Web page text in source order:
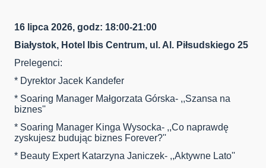
16 lipca 2026, godz: 18:00-21:00
Białystok, Hotel Ibis Centrum, ul. Al. Piłsudskiego 25
Prelegenci:
* Dyrektor Jacek Kandefer
* Soaring Manager Małgorzata Górska- ,,Szansa na
biznes''
* Soaring Manager Kinga Wysocka- ,,Co naprawdę
zyskujesz budując biznes Forever?''
* Beauty Expert Katarzyna Janiczek- ,,Aktywne Lato''